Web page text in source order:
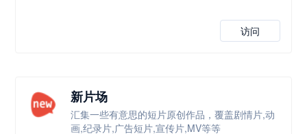
访问
新片场
汇集一些有意思的短片原创作品，覆盖剧情片,动
画,纪录片,广告短片,宣传片,MV等等